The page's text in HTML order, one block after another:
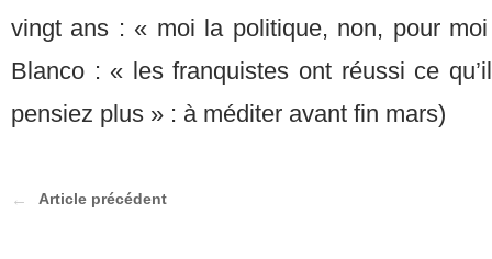
vingt ans : « moi la politique, non, pour
Blanco : « les franquistes ont réussi ce
pensiez plus » : à méditer avant fin mars)
Article précédent